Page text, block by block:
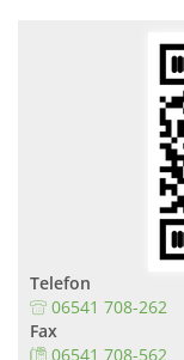
Telefon
06541 708-262
Fax
06541 708-562